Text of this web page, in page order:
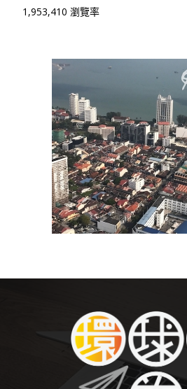
1,953,410 瀏覽率